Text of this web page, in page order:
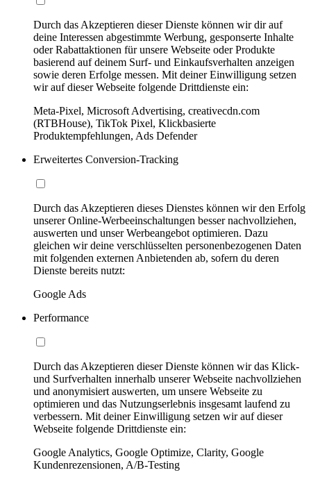
Durch das Akzeptieren dieser Dienste können wir dir auf
deine Interessen abgestimmte Werbung, gesponserte Inhalte
oder Rabattaktionen für unsere Webseite oder Produkte
basierend auf deinem Surf- und Einkaufsverhalten anzeigen
sowie deren Erfolge messen. Mit deiner Einwilligung setzen
wir auf dieser Webseite folgende Drittdienste ein:
Meta-Pixel, Microsoft Advertising, creativecdn.com
(RTBHouse), TikTok Pixel, Klickbasierte
Produktempfehlungen, Ads Defender
Erweitertes Conversion-Tracking
Durch das Akzeptieren dieses Dienstes können wir den Erfolg
unserer Online-Werbeeinschaltungen besser nachvollziehen,
auswerten und unser Werbeangebot optimieren. Dazu
gleichen wir deine verschlüsselten personenbezogenen Daten
mit folgenden externen Anbietenden ab, sofern du deren
Dienste bereits nutzt:
Google Ads
Performance
Durch das Akzeptieren dieser Dienste können wir das Klick-
und Surfverhalten innerhalb unserer Webseite nachvollziehen
und anonymisiert auswerten, um unsere Webseite zu
optimieren und das Nutzungserlebnis insgesamt laufend zu
verbessern. Mit deiner Einwilligung setzen wir auf dieser
Webseite folgende Drittdienste ein:
Google Analytics, Google Optimize, Clarity, Google
Kundenrezensionen, A/B-Testing